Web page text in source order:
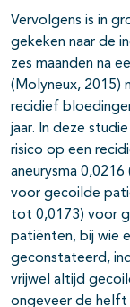
Vervolgens is in
gekeken naar de
zes maanden na
(Molyneux, 2015)
recidief
jaar. In deze
risico op een
aneurysma
voor gecoilde
tot 0,0173) voor
patiënten, bij wie
geconstateerd,
vrijwel altijd
ongeveer de helft